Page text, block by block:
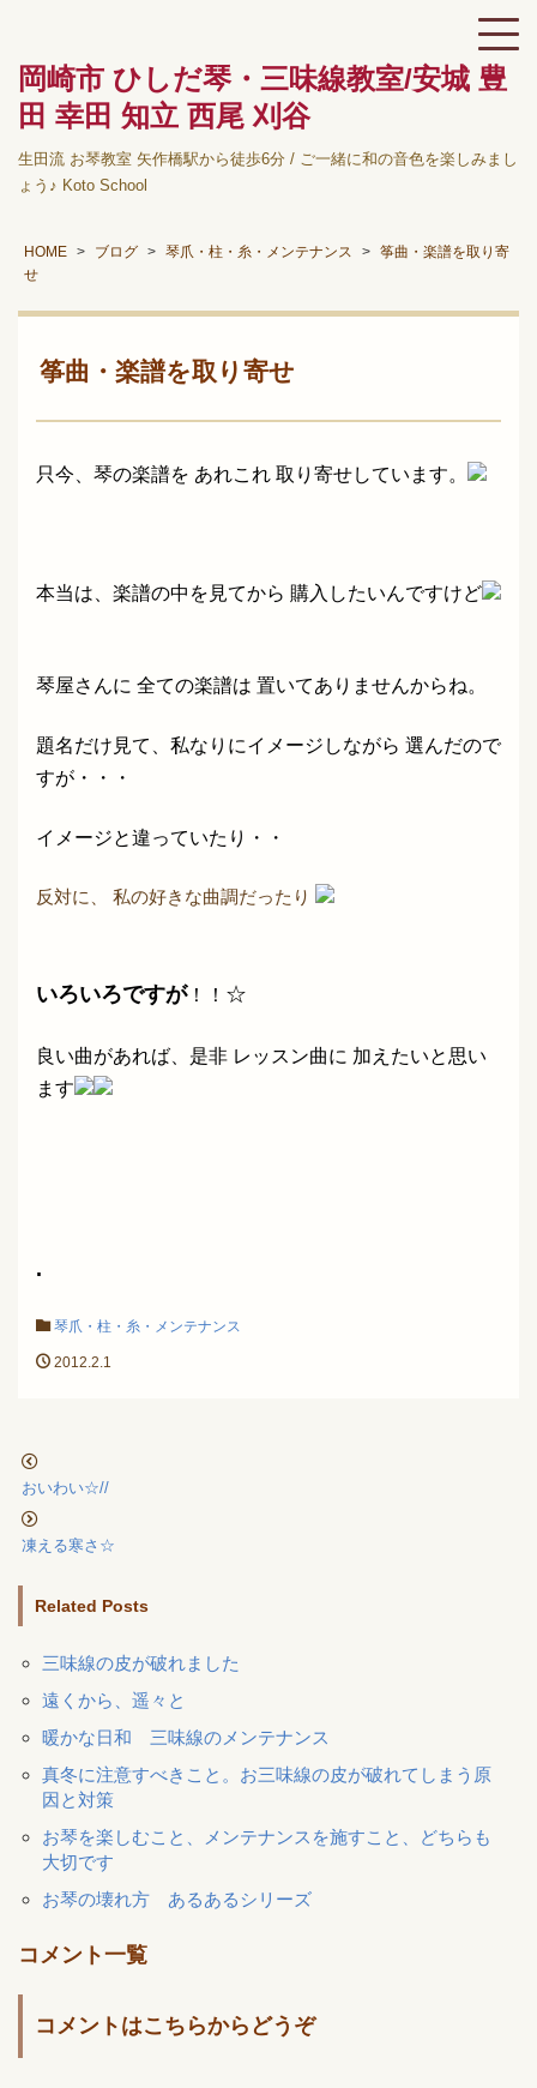
岡崎市 ひしだ琴・三味線教室/安城 豊
田 幸田 知立 西尾 刈谷
生田流 お琴教室 矢作橋駅から徒歩6分 / ご一緒に和の音色を楽しみまし
ょう♪ Koto School
HOME ブログ 琴爪・柱・糸・メンテナンス
筝曲・楽譜を取り寄
せ
筝曲・楽譜を取り寄せ
只今、琴の楽譜を あれこれ 取り寄せしています。
本当は、楽譜の中を見てから 購入したいんですけど
琴屋さんに 全ての楽譜は 置いてありませんからね。
題名だけ見て、私なりにイメージしながら 選んだので
すが・・・
イメージと違っていたり・・
反対に、 私の好きな曲調だったり
いろいろですが！！ ☆
良い曲があれば、是非 レッスン曲に 加えたいと思い
ます
.
琴爪・柱・糸・メンテナンス
2012.2.1
おいわい☆//
凍える寒さ☆
Related Posts
三味線の皮が破れました
遠くから、遥々と
暖かな日和 三味線のメンテナンス
真冬に注意すべきこと。お三味線の皮が破れてしまう原
因と対策
お琴を楽しむこと、メンテナンスを施すこと、どちらも
大切です
お琴の壊れ方 あるあるシリーズ
コメント一覧
コメントはこちらからどうぞ